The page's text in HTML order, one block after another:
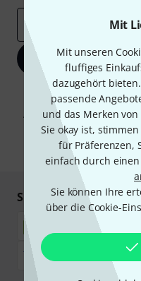
Mit
Mit unseren
fluffiges
dazugehört
passende
und das Merken
Sie okay ist,
für Präferenzen,
einfach durch einen
Sie können Ihre
über die Cookie-
Mit Klick auf „Jetzt
Werbung und einer
Abmeldung ist jederzeit
unseren
Sicher einkaufen &